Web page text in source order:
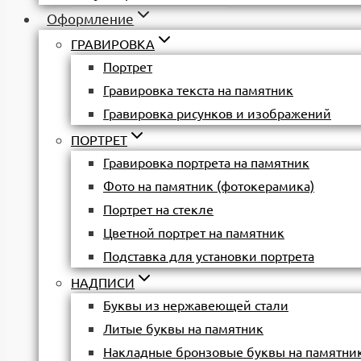
Оформление
ГРАВИРОВКА
Портрет
Гравировка текста на памятник
Гравировка рисунков и изображений
ПОРТРЕТ
Гравировка портрета на памятник
Фото на памятник (фотокерамика)
Портрет на стекле
Цветной портрет на памятник
Подставка для установки портрета
НАДПИСИ
Буквы из нержавеющей стали
Литые буквы на памятник
Накладные бронзовые буквы на